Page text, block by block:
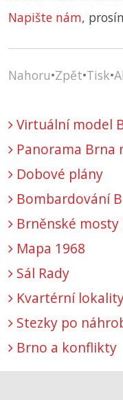
Napište nám,
Nahoru•Zpět•Tisk•
Virtuální model
Panorama Brna
Dobové plány
Bombardování
Brněnské mosty
Mapa 1968
Sál Rady
Kvartérní
Stezky po
Brno a konflikty